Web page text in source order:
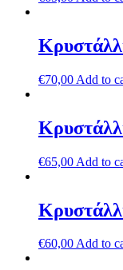
€70,00 Add to
€65,00 Add to
€60,00Add to